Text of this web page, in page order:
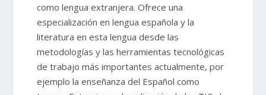
como lengua extranjera. Ofrece una
especialización en lengua española y la
literatura en esta lengua desde las
metodologías y las herramientas tecnológicas
de trabajo más importantes actualmente, por
ejemplo la enseñanza del Español como